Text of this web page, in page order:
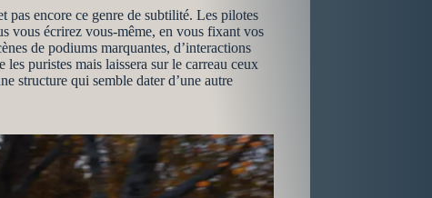
pas encore ce genre de subtilité. Les pilotes
vous écrirez vous-même, en vous fixant vos
de podiums marquantes, d’interactions
puristes mais laissera sur le carreau ceux
structure qui semble dater d’une autre